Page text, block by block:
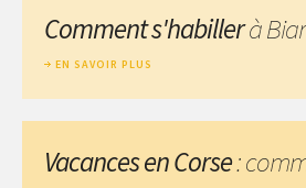
Comment s'habillerà
EN SAVOIR PLUS
Vacances en Corse: